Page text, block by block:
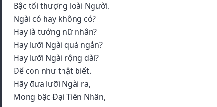
Bậc tối thượng loài Người,
Ngài có hay không có?
Hay là tướng nữ nhân?
Hay lưỡi Ngài quá ngắn?
Hay lưỡi Ngài rộng dài?
Ðể con như thật biết.
Hãy đưa lưỡi Ngài ra,
Mong bậc Ðại Tiên Nhân,